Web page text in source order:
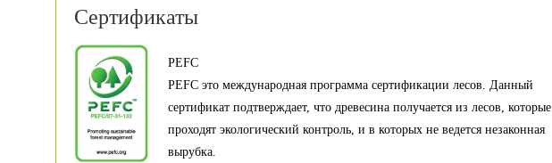
Сертификаты
PEFC
PEFC это международная программа сертификации лесов. Данный
сертификат подтверждает, что древесина получается из лесов, которые
проходят экологический контроль, и в которых не ведется незаконная
вырубка.